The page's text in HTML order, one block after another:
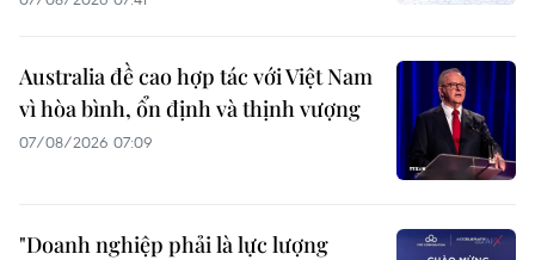
Australia đề cao hợp tác với Việt Nam
vì hòa bình, ổn định và thịnh vượng
07/08/2026 07:09
"Doanh nghiệp phải là lực lượng